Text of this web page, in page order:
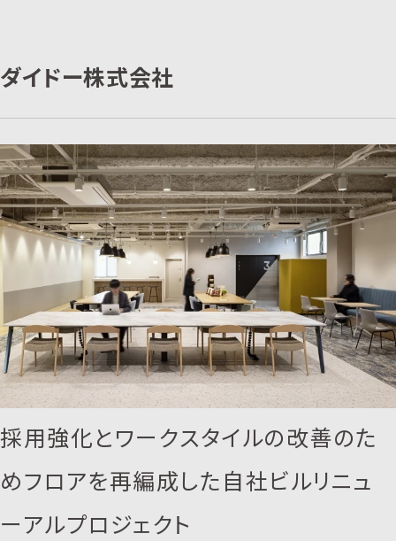
ダイドー株式会社
採用強化とワークスタイルの改善のた
めフロアを再編成した自社ビルリニュ
ーアルプロジェクト